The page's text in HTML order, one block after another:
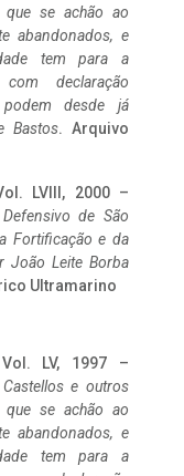
se achão ao
abandonados, e
tem para a
declaração
podem desde já
Bastos. Arquivo
LVIII, 2000 –
de São
Fortificação e da
João Leite Borba
Ultramarino
LV, 1997 –
e outros
se achão ao
abandonados, e
tem para a